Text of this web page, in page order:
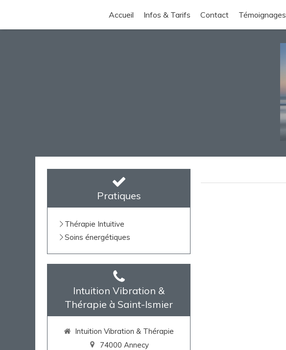
Accueil Infos & Tarifs Contact Témoignages
Pratiques
Thérapie Intuitive
Soins énergétiques
Intuition Vibration &
Thérapie à Saint-Ismier
Intuition Vibration & Thérapie
74000 Annecy